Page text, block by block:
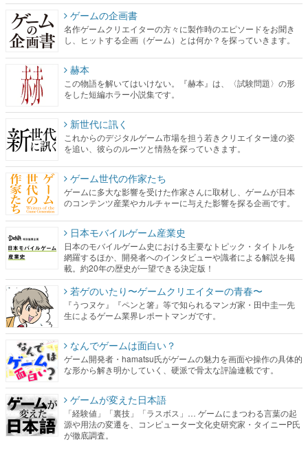
ゲームの企画書
名作ゲームクリエイターの方々に製作時のエピソードをお聞き
し、ヒットする企画（ゲーム）とは何か？を探っていきます。
赫本
この物語を解いてはいけない。『赫本』は、〈試験問題〉の形
をした短編ホラー小説集です。
新世代に訊く
これからのデジタルゲーム市場を担う若きクリエイター達の姿
を追い、彼らのルーツと情熱を探っていきます。
ゲーム世代の作家たち
ゲームに多大な影響を受けた作家さんに取材し、ゲームが日本
のコンテンツ産業やカルチャーに与えた影響を探る企画です。
日本モバイルゲーム産業史
日本のモバイルゲーム史における主要なトピック・タイトルを
網羅するほか、開発者へのインタビューや識者による解説を掲
載。約20年の歴史が一望できる決定版！
若ゲのいたり〜ゲームクリエイターの青春〜
『うつヌケ』『ペンと箸』等で知られるマンガ家・田中圭一先
生によるゲーム業界レポートマンガです。
なんでゲームは面白い？
ゲーム開発者・hamatsu氏がゲームの魅力を画面や操作の具体的
な形から解き明かしていく、硬派で骨太な評論連載です。
ゲームが変えた日本語
「経験値」「裏技」「ラスボス」… ゲームにまつわる言葉の起
源や用法の変遷を、コンピューター文化史研究家・タイニーP氏
が徹底調査。